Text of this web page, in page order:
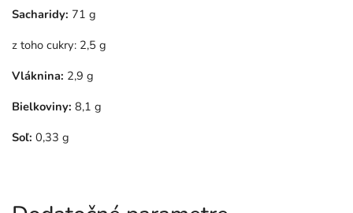
Sacharidy: 71 g
z toho cukry: 2,5 g
Vláknina: 2,9 g
Bielkoviny: 8,1 g
Soľ: 0,33 g